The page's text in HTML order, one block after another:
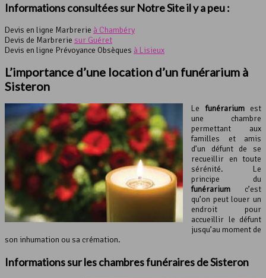
Informations consultées sur Notre Site il y a peu :
Devis en ligne Marbrerie à Chambéry
Devis de Marbrerie sur Guéret
Devis en ligne Prévoyance Obsèques à Lisieux
L’importance d’une location d’un funérarium à
Sisteron
Lefunérarium est
une chambre
permettant aux
familles et amis
d’un défunt de se
recueillir en toute
sérénité. Le
principe du
funérarium c’est
qu’on peut louer un
endroit pour
accueillir le défunt
jusqu’au moment de
son inhumation ou sa crémation.
Informations sur les chambres funéraires de Sisteron